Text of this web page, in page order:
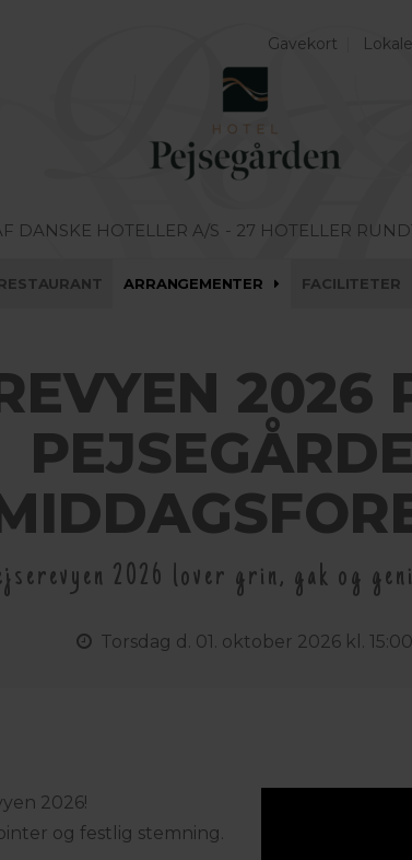
Gavekort
DANSKE HOTELLER A/S - 27 HOTELLER
ARRANGEMENTER FACILITETER
2026
2026 lover grin, gak og
Torsdag d. 01. oktober 2026 kl. 15:00
2026!
og festlig stemning.